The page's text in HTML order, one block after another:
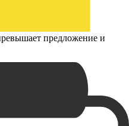
предложение и